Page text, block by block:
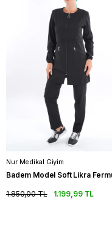
Nur Medikal Giyim
1.199,99 TL
1.850,00 TL